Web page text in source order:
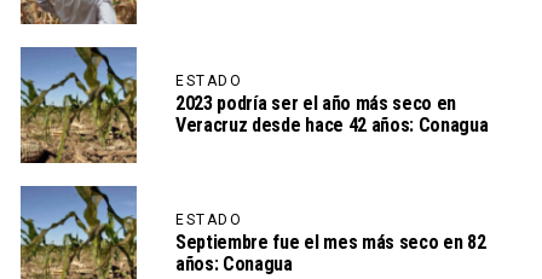
ESTADO
2023 podría ser el año más seco en
Veracruz desde hace 42 años: Conagua
ESTADO
Septiembre fue el mes más seco en 82
años: Conagua